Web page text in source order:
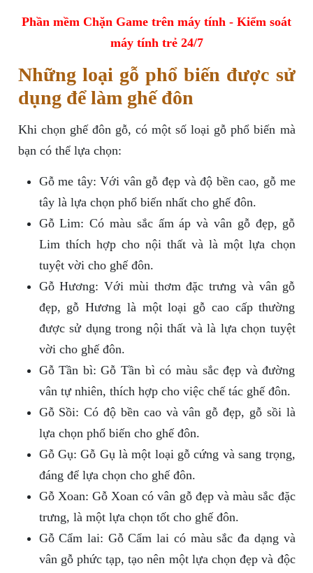
Phần mềm Chặn Game trên máy tính - Kiểm soát
máy tính trẻ 24/7
Những loại gỗ phổ biến được sử
dụng để làm ghế đôn
Khi chọn ghế đôn gỗ, có một số loại gỗ phổ biến mà
bạn có thể lựa chọn:
Gỗ me tây: Với vân gỗ đẹp và độ bền cao, gỗ me
tây là lựa chọn phổ biến nhất cho ghế đôn.
Gỗ Lim: Có màu sắc ấm áp và vân gỗ đẹp, gỗ
Lim thích hợp cho nội thất và là một lựa chọn
tuyệt vời cho ghế đôn.
Gỗ Hương: Với mùi thơm đặc trưng và vân gỗ
đẹp, gỗ Hương là một loại gỗ cao cấp thường
được sử dụng trong nội thất và là lựa chọn tuyệt
vời cho ghế đôn.
Gỗ Tần bì: Gỗ Tần bì có màu sắc đẹp và đường
vân tự nhiên, thích hợp cho việc chế tác ghế đôn.
Gỗ Sồi: Có độ bền cao và vân gỗ đẹp, gỗ sồi là
lựa chọn phổ biến cho ghế đôn.
Gỗ Gụ: Gỗ Gụ là một loại gỗ cứng và sang trọng,
đáng để lựa chọn cho ghế đôn.
Gỗ Xoan: Gỗ Xoan có vân gỗ đẹp và màu sắc đặc
trưng, là một lựa chọn tốt cho ghế đôn.
Gỗ Cẩm lai: Gỗ Cẩm lai có màu sắc đa dạng và
vân gỗ phức tạp, tạo nên một lựa chọn đẹp và độc